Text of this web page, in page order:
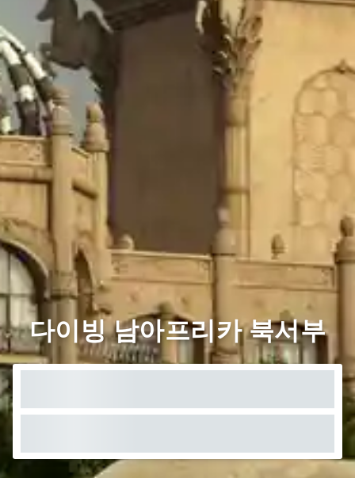
다이빙 남아프리카 북서부